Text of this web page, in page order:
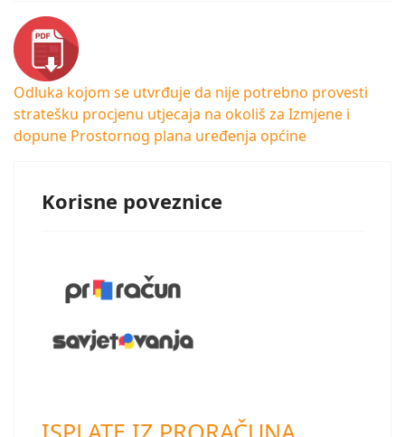
Odluka kojom se utvrđuje da nije potrebno provesti
stratešku procjenu utjecaja na okoliš za Izmjene i
dopune Prostornog plana uređenja općine
Korisne poveznice